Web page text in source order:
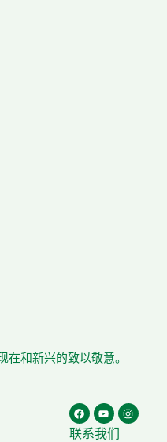
和新兴的致以敬意。
联系我们